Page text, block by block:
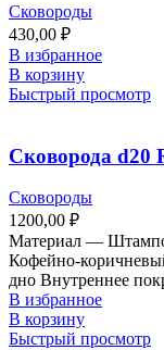
Сковороды
430,00 ₽
В избранное
В корзину
Быстрый просмотр
Сковорода d20
Сковороды
1200,00 ₽
Материал —
Кофейно-
дно Внутреннее
В избранное
В корзину
Быстрый просмотр